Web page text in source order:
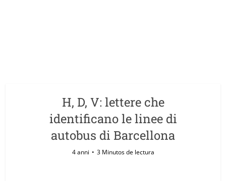
H, D, V: lettere che
identificano le linee di
autobus di Barcellona
4 anni 3 Minutos de lectura